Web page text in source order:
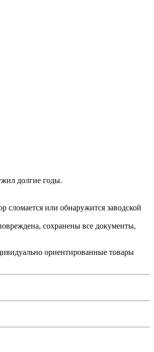
долгие годы.
сломается или обнаружится заводской
сохранены все документы,
ориентированные товары